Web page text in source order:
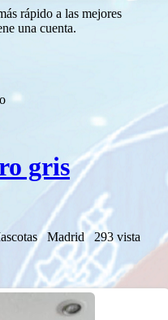
rápido a las mejores
una cuenta.
gris
Madrid 293 vista